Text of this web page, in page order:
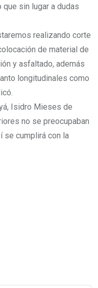
que sin lugar a dudas
realizando corte
de material de
y asfaltado, además
longitudinales como
Isidro Mieses de
no se preocupaban
se cumplirá con la